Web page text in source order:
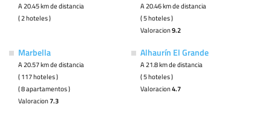
A 20.45 km de distancia
( 2 hoteles )
A 20.46 km de distancia
( 5 hoteles )
Valoracion9.2
Marbella
A 20.57 km de distancia
( 117 hoteles )
( 8 apartamentos )
Valoracion7.3
Alhaurín El Grande
A 21.8 km de distancia
( 5 hoteles )
Valoracion4.7